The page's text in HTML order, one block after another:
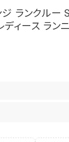
ジ ランクルー
ィース ラン